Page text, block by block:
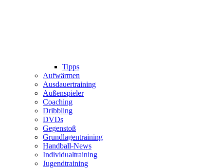
Tipps
Aufwärmen
Ausdauertraining
Außenspieler
Coaching
Dribbling
DVDs
Gegenstoß
Grundlagentraining
Handball-News
Individualtraining
Jugendtraining